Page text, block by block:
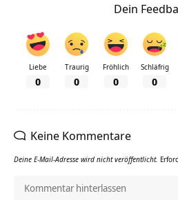
Dein
Liebe
0
Traurig
0
Fröhlich
0
Schläfrig
0
Keine Kommentare
Deine E-Mail-Adresse wird nicht veröffentlicht.